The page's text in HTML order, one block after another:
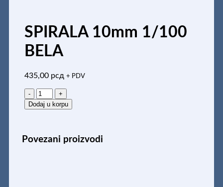
SPIRALA 10mm 1/100
BELA
435,00 рсд + PDV
SPIRALA
10mm
1/100
Dodaj u korpu
Povezani proizvodi